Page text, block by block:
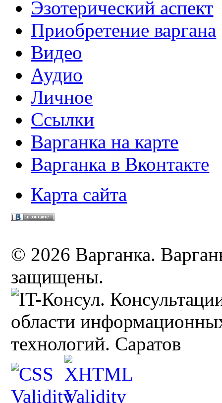
Эзотерический аспект
Приобретение варгана
Видео
Аудио
Личное
Ссылки
Варганка на карте
Варганка в Вконтакте
Карта сайта
© 2026 Варганка.
защищены.